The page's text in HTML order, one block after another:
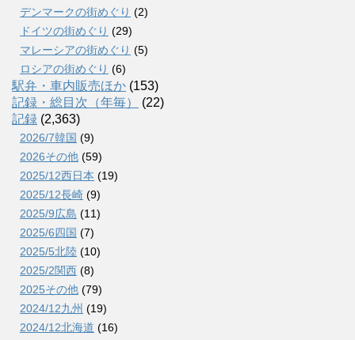
デンマークの街めぐり (2)
ドイツの街めぐり (29)
マレーシアの街めぐり (5)
ロシアの街めぐり (6)
駅弁・車内販売ほか (153)
記録・総目次（年毎）
(22)
記録 (2,363)
2026/7韓国 (9)
2026その他 (59)
2025/12西日本 (19)
2025/12長崎 (9)
2025/9広島 (11)
2025/6四国 (7)
2025/5北陸 (10)
2025/2関西 (8)
2025その他 (79)
2024/12九州 (19)
2024/12北海道 (16)